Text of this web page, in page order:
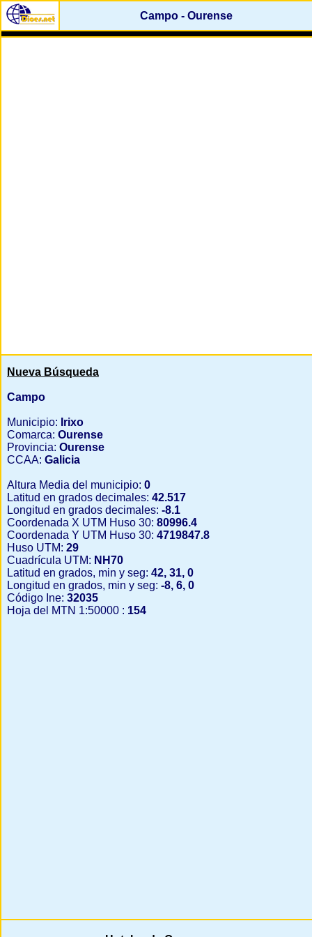
Campo - Ourense
Nueva Búsqueda
Campo
Municipio: Irixo
Comarca: Ourense
Provincia: Ourense
CCAA: Galicia
Altura Media del municipio: 0
Latitud en grados decimales: 42.517
Longitud en grados decimales: -8.1
Coordenada X UTM Huso 30: 80996.4
Coordenada Y UTM Huso 30: 4719847.8
Huso UTM: 29
Cuadrícula UTM: NH70
Latitud en grados, min y seg: 42, 31, 0
Longitud en grados, min y seg: -8, 6, 0
Código Ine: 32035
Hoja del MTN 1:50000 : 154